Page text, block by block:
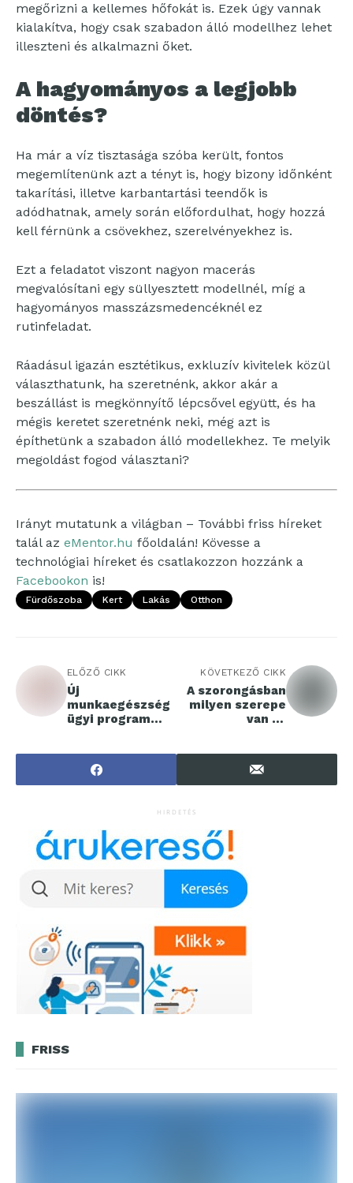
megőrizni a kellemes hőfokát is. Ezek úgy vannak
kialakítva, hogy csak szabadon álló modellhez lehet
illeszteni és alkalmazni őket.
A hagyományos a legjobb
döntés?
Ha már a víz tisztasága szóba került, fontos
megemlítenünk azt a tényt is, hogy bizony időnként
takarítási, illetve karbantartási teendők is
adódhatnak, amely során előfordulhat, hogy hozzá
kell férnünk a csövekhez, szerelvényekhez is.
Ezt a feladatot viszont nagyon macerás
megvalósítani egy süllyesztett modellnél, míg a
hagyományos masszázsmedencéknél ez
rutinfeladat.
Ráadásul igazán esztétikus, exkluzív kivitelek közül
választhatunk, ha szeretnénk, akkor akár a
beszállást is megkönnyítő lépcsővel együtt, és ha
mégis keretet szeretnénk neki, még azt is
építhetünk a szabadon álló modellekhez. Te melyik
megoldást fogod választani?
Irányt mutatunk a világban – További friss híreket
talál az eMentor.hu főoldalán! Kövesse a
technológiai híreket és csatlakozzon hozzánk a
Facebookon is!
Fürdőszoba Kert Lakás Otthon
ELŐZŐ CIKK
Új
munkaegészség
ügyi program
KÖVETKEZŐ CIKK
A szorongásban
milyen szerepe
van az
HIRDETÉS
FRISS